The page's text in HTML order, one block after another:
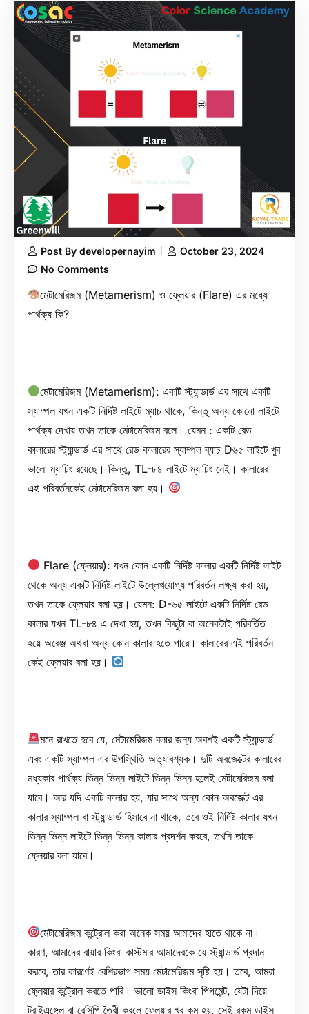
Post By developernayim
October 23, 2024
No Comments
মেটামেরিজম (Metamerism) ও ফ্লেয়ার (Flare) এর মধ্যে
পার্থক্য কি?
মেটামেরিজম (Metamerism): একটি স্ট্যান্ডার্ড এর সাথে একটি
স্যাম্পল যখন একটি নির্দিষ্ট লাইটে ম্যাচ থাকে, কিন্তু অন্য কোনো লাইটে
পার্থক্য দেখায় তখন তাকে মেটামেরিজম বলে। যেমন : একটি রেড
কালারের স্ট্যান্ডার্ড এর সাথে রেড কালারের স্যাম্পল ব্যাচ D৬৫ লাইটে খুব
ভালো ম্যাচিং রয়েছে। কিন্তু, TL-৮৪ লাইটে ম্যাচিং নেই। কালারের
এই পরিবর্তনকেই মেটামেরিজম বলা হয়।
Flare (ফ্লেয়ার): যখন কোন একটি নির্দিষ্ট কালার একটি নির্দিষ্ট লাইট
থেকে অন্য একটি নির্দিষ্ট লাইটে উল্লেখযোগ্য পরিবর্তন লক্ষ্য করা হয়,
তখন তাকে ফ্লেয়ার বলা হয়। যেমন: D-৬৫ লাইটে একটি নির্দিষ্ট রেড
কালার যখন TL-৮৪ এ দেখা হয়, তখন কিছুটা বা অনেকটাই পরিবর্তিত
হয়ে অরেঞ্জ অথবা অন্য কোন কালার হতে পারে। কালারের এই পরিবর্তন
কেই ফ্লেয়ার বলা হয়।
মনে রাখতে হবে যে, মেটামেরিজম বলার জন্য অবশই একটি স্ট্যান্ডার্ড
এবং একটি স্যাম্পল এর উপস্থিতি অত্যাবশ্যক। দুটি অবজেক্টের কালারের
মধ্যকার পাৰ্থক্য ভিন্ন ভিন্ন লাইটে ভিন্ন ভিন্ন হলেই মেটামেরিজম বলা
যাবে। আর যদি একটি কালার হয়, যার সাথে অন্য কোন অবজেক্ট এর
কালার স্যাম্পল বা স্ট্যান্ডার্ড হিসাবে না থাকে, তবে ওই নির্দিষ্ট কালার যখন
ভিন্ন ভিন্ন লাইটে ভিন্ন ভিন্ন কালার প্রদর্শন করবে, তখনি তাকে
ফ্লেয়ার বলা যাবে।
মেটামেরিজম কন্ট্রোল করা অনেক সময় আমাদের হাতে থাকে না।
কারণ, আমাদের বায়ার কিংবা কাস্টমার আমাদেরকে যে স্ট্যান্ডার্ড প্রদান
করবে, তার কারণেই বেশিরভাগ সময় মেটামেরিজম সৃষ্টি হয়। তবে, আমরা
ফ্লেয়ার কন্ট্রোল করতে পারি। ভালো ডাইস কিংবা পিগমেন্ট, যেটা দিয়ে
ট্রাইএঙ্গেল বা রেসিপি তৈরী করলে ফ্লেয়ার খুব কম হয়, সেই রকম ডাইস